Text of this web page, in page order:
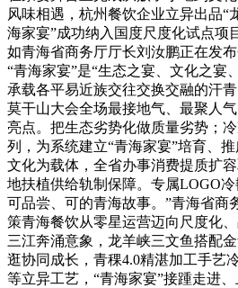
风味相遇，杭州餐饮企业立异出品“
海家宴”成功纳入国度尺度化试点项
如青海省商务厅厅长刘汝鹏正在发
“青海家宴”是“生态之宴、文化之宴
承载各平易近族交往交换交融的汗
莫干山大会全场最接地气、最聚人
亮点。把生态劣势化做质量劣势；
列，为系统建立“青海家宴”培育、
文化为载体，全省办事消费提质扩
地扶植供给轨制保障。专属LOGO
可品尝、可的青海故事。”青海省商
策青海餐饮从零星运营迈向尺度化
三江奔涌意象，龙羊峡三文鱼搭配
逛协同成长，青稞4.0精湛加工手
等立异工艺，“青海家宴”接踵走进